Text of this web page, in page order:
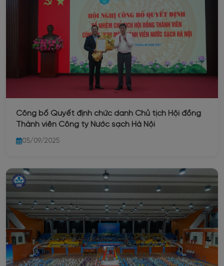
Công bố Quyết định chức danh Chủ tịch Hội đồng
Thành viên Công ty Nước sạch Hà Nội
05/09/2025